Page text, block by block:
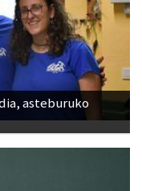
asteburuko